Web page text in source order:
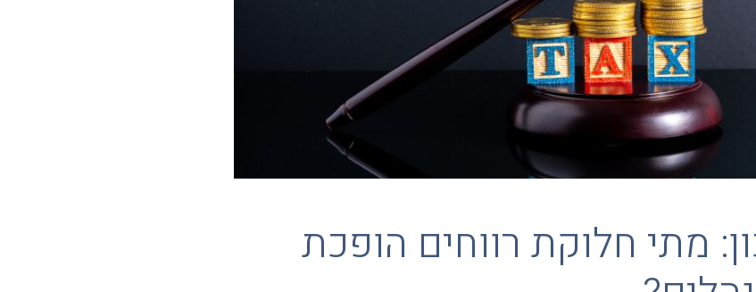
מתי חלוקת רווחים הופכת